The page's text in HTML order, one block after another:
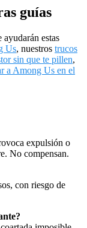
guías
estas
Us, nuestros trucos
sin que te pillen,
a Among Us en el
expulsión o
No compensan.
con riesgo de